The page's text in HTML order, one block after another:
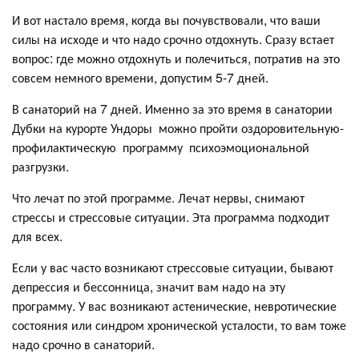
И вот настало время, когда вы почувствовали, что ваши
силы на исходе и что надо срочно отдохнуть. Сразу встает
вопрос: где можно отдохнуть и полечиться, потратив на это
совсем немного времени, допустим 5-7 дней.
В санаторий на 7 дней. Именно за это время в санатории
Дубки на курорте Ундоры можно пройти оздоровительную-
профилактическую программу психоэмоциональной
разгрузки.
Что лечат по этой программе. Лечат нервы, снимают
стрессы и стрессовые ситуации. Эта программа подходит
для всех.
Если у вас часто возникают стрессовые ситуации, бывают
депрессия и бессонница, значит вам надо на эту
программу. У вас возникают астенические, невротические
состояния или синдром хронической усталости, то вам тоже
надо срочно в санаторий.